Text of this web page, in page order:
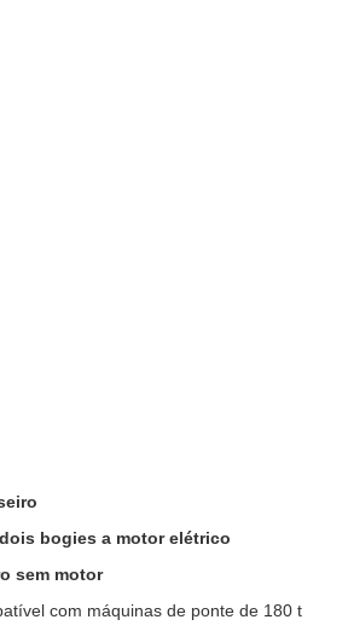
dois bogies a motor elétrico
sem motor
com máquinas de ponte de 180 t